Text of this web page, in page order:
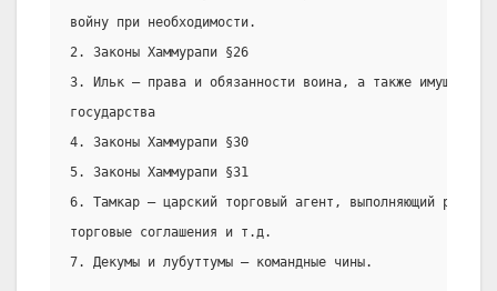
войну при необходимости.
2. Законы Хаммурапи §26
3. Ильк – права и обязанности воина, а также
государства
4. Законы Хаммурапи §30
5. Законы Хаммурапи §31
6. Тамкар – царский торговый агент, выполняющий
торговые соглашения и т.д.
7. Декумы и лубуттумы – командные чины.